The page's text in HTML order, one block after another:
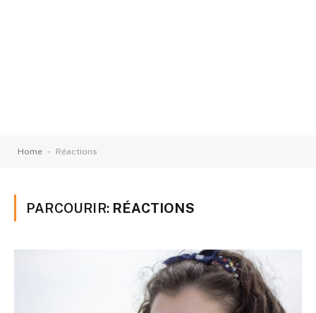
Home - Réactions
PARCOURIR: RÉACTIONS